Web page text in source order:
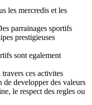
les mercredis et les
parrainages sportifs
prestigieuses
sont egalement
ces activites
de developper des valeurs
le respect des regles ou